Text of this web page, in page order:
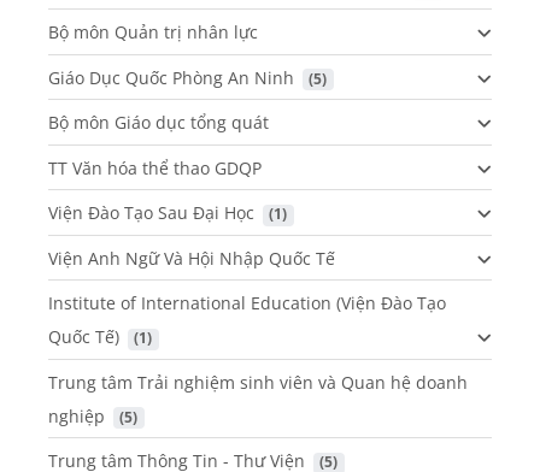
Bộ môn Quản trị nhân lực
Giáo Dục Quốc Phòng An Ninh
(5)
Bộ môn Giáo dục tổng quát
TT Văn hóa thể thao GDQP
Viện Đào Tạo Sau Đại Học
(1)
Viện Anh Ngữ Và Hội Nhập Quốc Tế
Institute of International Education (Viện Đào Tạo
Quốc Tế)
(1)
Trung tâm Trải nghiệm sinh viên và Quan hệ doanh
nghiệp
(5)
Trung tâm Thông Tin - Thư Viện (5)